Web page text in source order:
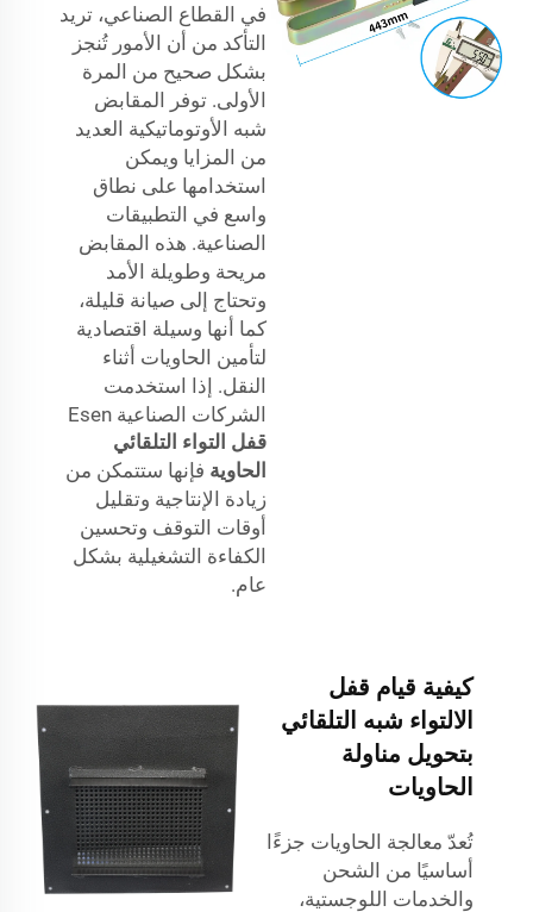
في القطاع الصناعي، تريد
التأكد من أن الأمور تُنجز
بشكل صحيح من المرة
الأولى. توفر المقابض
شبه الأوتوماتيكية العديد
من المزايا ويمكن
استخدامها على نطاق
واسع في التطبيقات
الصناعية. هذه المقابض
مريحة وطويلة الأمد
وتحتاج إلى صيانة قليلة،
كما أنها وسيلة اقتصادية
لتأمين الحاويات أثناء
النقل. إذا استخدمت
الشركات الصناعية Esen
قفل التواء التلقائي
الحاوية فإنها ستتمكن من
زيادة الإنتاجية وتقليل
أوقات التوقف وتحسين
الكفاءة التشغيلية بشكل
عام.
كيفية قيام قفل
الالتواء شبه التلقائي
بتحويل مناولة
الحاويات
تُعدّ معالجة الحاويات جزءًا
أساسيًا من الشحن
والخدمات اللوجستية،